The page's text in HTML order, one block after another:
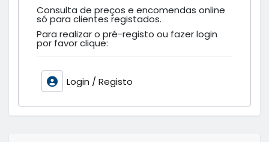
Consulta de preços e encomendas online
só para clientes registados.
Para realizar o pré-registo ou fazer login
por favor clique:
Login / Registo